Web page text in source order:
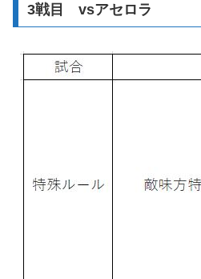
3戦目 vsアセロラ